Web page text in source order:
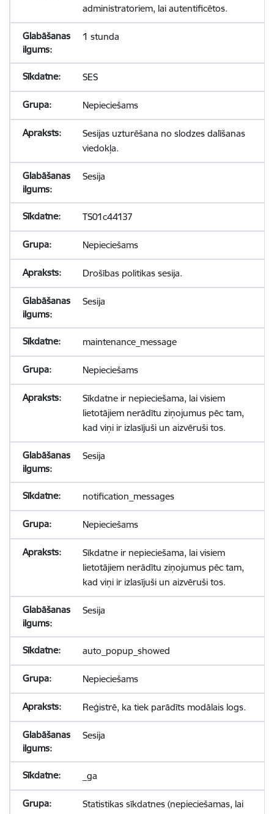
administratoriem, lai autentificētos.
1 stunda
SES
Nepieciešams
Sesijas uzturēšana no slodzes dalīšanas
viedokļa.
Sesija
TS01c44137
Nepieciešams
Drošības politikas sesija.
Sesija
maintenance_message
Nepieciešams
Sīkdatne ir nepieciešama, lai visiem
lietotājiem nerādītu ziņojumus pēc tam,
kad viņi ir izlasījuši un aizvēruši tos.
Sesija
notification_messages
Nepieciešams
Sīkdatne ir nepieciešama, lai visiem
lietotājiem nerādītu ziņojumus pēc tam,
kad viņi ir izlasījuši un aizvēruši tos.
Sesija
auto_popup_showed
Nepieciešams
Reģistrē, ka tiek parādīts modālais logs.
Sesija
_ga
Statistikas sīkdatnes (nepieciešamas, lai